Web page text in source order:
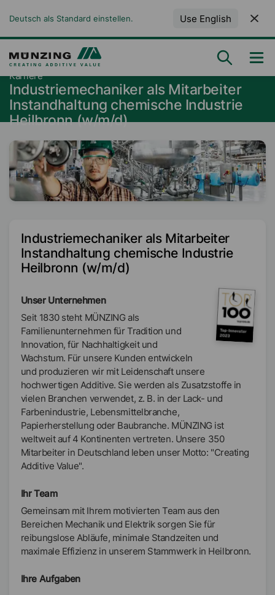
Deutsch als Standard einstellen. Use English
Karriere
Industriemechaniker als Mitarbeiter
Instandhaltung chemische Industrie
Heilbronn (w/m/d)
Industriemechaniker als Mitarbeiter
Instandhaltung chemische Industrie
Heilbronn (w/m/d)
Unser Unternehmen
Seit 1830 steht MÜNZING als
Familienunternehmen für Tradition und
Innovation, für Nachhaltigkeit und
Wachstum. Für unsere Kunden entwickeln
und produzieren wir mit Leidenschaft unsere
hochwertigen Additive. Sie werden als Zusatzstoffe in
vielen Branchen verwendet, z. B. in der Lack- und
Farbenindustrie, Lebensmittelbranche,
Papierherstellung oder Baubranche. MÜNZING ist
weltweit auf 4 Kontinenten vertreten. Unsere 350
Mitarbeiter in Deutschland leben unser Motto: "Creating
Additive Value".
Ihr Team
Gemeinsam mit Ihrem motivierten Team aus den
Bereichen Mechanik und Elektrik sorgen Sie für
reibungslose Abläufe, minimale Standzeiten und
maximale Effizienz in unserem Stammwerk in Heilbronn.
Ihre Aufgaben